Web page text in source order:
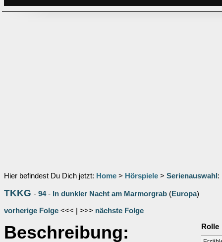
Hier befindest Du Dich jetzt: Home > Hörspiele > Serienauswahl :
TKKG - 94- In dunkler Nacht am Marmorgrab (Europa)
vorherige Folge <<< | >>> nächste Folge
Beschreibung: Rolle